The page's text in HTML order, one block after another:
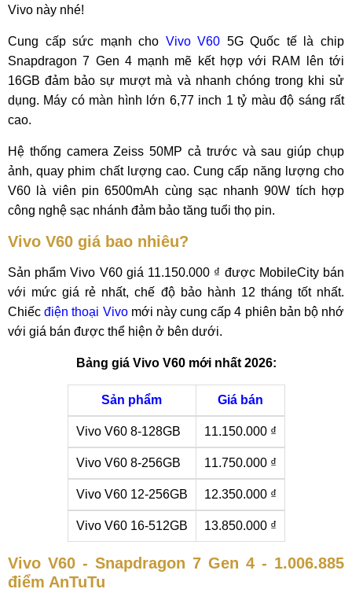
Vivo này nhé!
Cung cấp sức mạnh cho Vivo V60 5G Quốc tế là chip
Snapdragon 7 Gen 4 mạnh mẽ kết hợp với RAM lên tới
16GB đảm bảo sự mượt mà và nhanh chóng trong khi sử
dụng. Máy có màn hình lớn 6,77 inch 1 tỷ màu độ sáng rất
cao.
Hệ thống camera Zeiss 50MP cả trước và sau giúp chụp
ảnh, quay phim chất lượng cao. Cung cấp năng lượng cho
V60 là viên pin 6500mAh cùng sạc nhanh 90W tích hợp
công nghệ sạc nhánh đảm bảo tăng tuổi thọ pin.
Vivo V60 giá bao nhiêu?
Sản phẩm Vivo V60 giá 11.150.000 ₫ được MobileCity bán
với mức giá rẻ nhất, chế độ bảo hành 12 tháng tốt nhất.
Chiếcđiện thoại Vivomới này cung cấp 4 phiên bản bộ nhớ
với giá bán được thể hiện ở bên dưới.
Bảng giá Vivo V60 mới nhất 2026:
Sản phẩm Giá bán
Vivo V60 8-128GB 11.150.000 ₫
Vivo V60 8-256GB 11.750.000 ₫
Vivo V60 12-256GB 12.350.000 ₫
Vivo V60 16-512GB 13.850.000 ₫
Vivo V60 - Snapdragon 7 Gen 4 - 1.006.885
điểm AnTuTu